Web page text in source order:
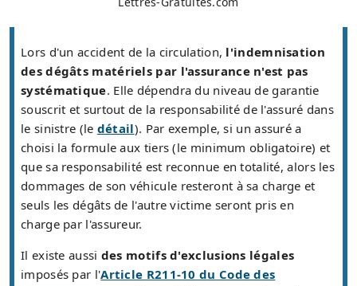
Lors d'un accident de la circulation, l'indemnisation
des dégâts matériels par l'assurance n'est pas
systématique. Elle dépendra du niveau de garantie
souscrit et surtout de la responsabilité de l'assuré dans
le sinistre (le détail). Par exemple, si un assuré a
choisi la formule aux tiers (le minimum obligatoire) et
que sa responsabilité est reconnue en totalité, alors les
dommages de son véhicule resteront à sa charge et
seuls les dégâts de l'autre victime seront pris en
charge par l'assureur.
Il existe aussi des motifs d'exclusions légales
imposés par l'Article R211-10 du Code des